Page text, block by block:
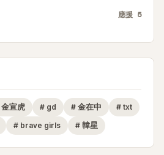
應援 5
金宣虎 # gd # 金在中 # txt
# brave girls # 韓星